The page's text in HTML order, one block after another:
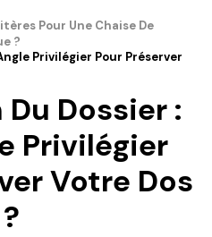
Pour Une Chaise De
?
Privilégier Pour Préserver
Dossier :
Privilégier
Votre Dos
?